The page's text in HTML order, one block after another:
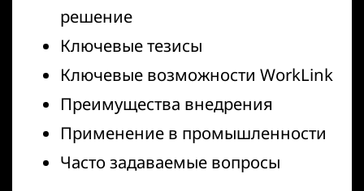
решение
Ключевые тезисы
Ключевые возможности WorkLink
Преимущества внедрения
Применение в промышленности
Часто задаваемые вопросы